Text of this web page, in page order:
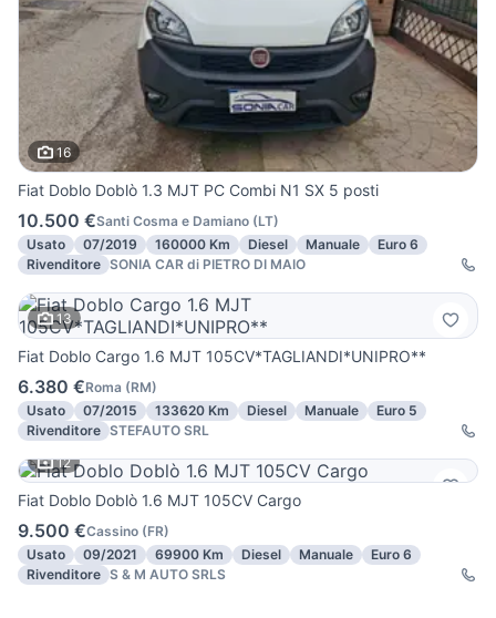
16
Fiat Doblo Doblò 1.3 MJT PC Combi N1 SX 5 posti
10.500 €Santi Cosma e Damiano (LT)
Usato
07/2019 160000 Km Diesel Manuale
Euro 6
Rivenditore SONIA CAR di PIETRO DI MAIO
13
Fiat Doblo Cargo 1.6 MJT 105CV*TAGLIANDI*UNIPRO**
6.380 €Roma (RM)
Usato
07/2015 133620 Km Diesel Manuale
Euro 5
Rivenditore STEFAUTO SRL
12
Fiat Doblo Doblò 1.6 MJT 105CV Cargo
9.500 €Cassino (FR)
Usato
09/2021 69900 Km Diesel Manuale
Euro 6
Rivenditore S & M AUTO SRLS